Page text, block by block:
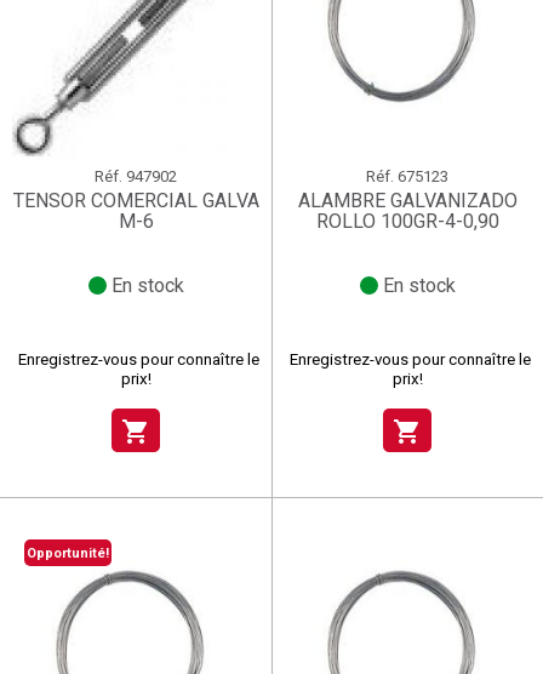
Réf. 947902
TENSOR COMERCIAL GALVA
M-6
En stock
Enregistrez-vous pour connaître le
prix!
shopping_cart
Réf. 675123
ALAMBRE GALVANIZADO
ROLLO 100GR-4-0,90
En stock
Enregistrez-vous pour connaître le
prix!
shopping_cart
Opportunité!